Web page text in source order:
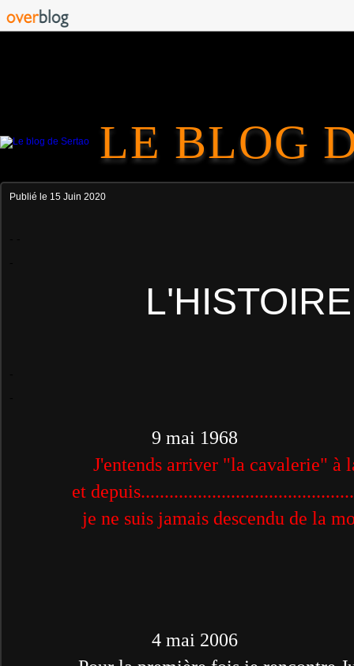
LE BLOG
Publié le 15 Juin 2020
L'HISTOIRE
9 mai 1968
J'entends arriver "la cavalerie" à
et
je ne suis jamais descendu de la
4 mai 2006